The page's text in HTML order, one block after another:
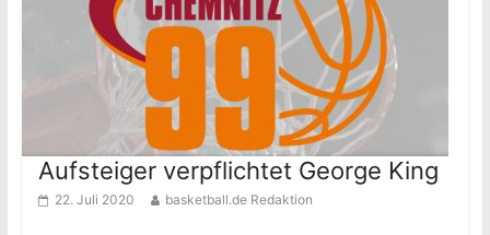
Aufsteiger verpflichtet George King
22. Juli 2020 basketball.de Redaktion